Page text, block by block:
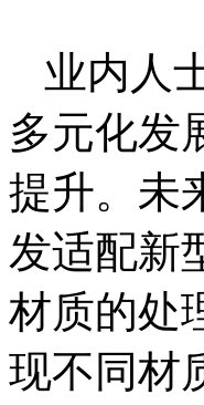
业内人
多元化发
提升。未
发适配新
材质的处
现不同材